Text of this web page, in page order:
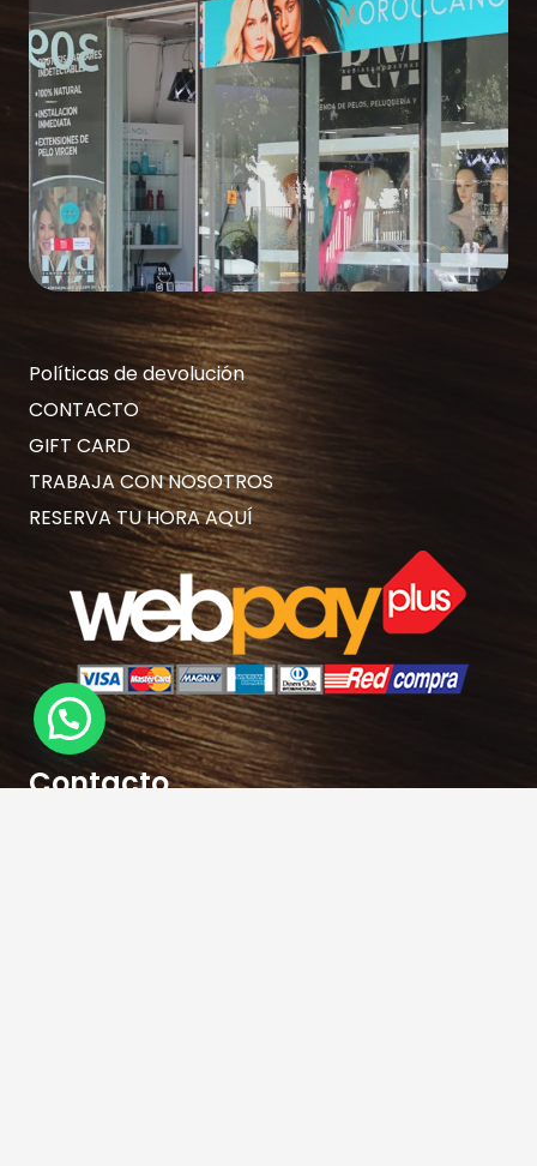
Políticas de devolución
CONTACTO
GIFT CARD
TRABAJA CON NOSOTROS
RESERVA TU HORA AQUÍ
Contacto